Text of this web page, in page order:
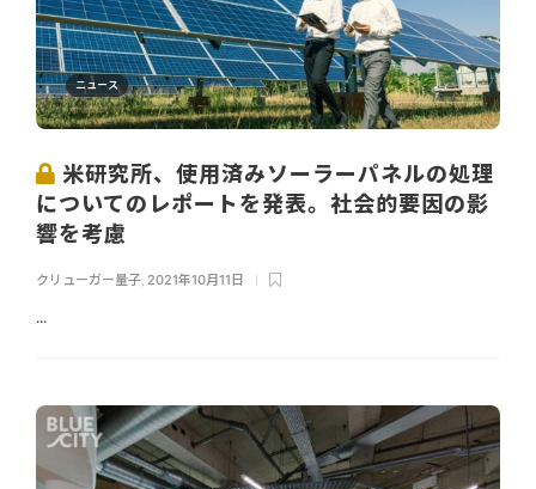
ニュース
米研究所、使用済みソーラーパネルの処理
についてのレポートを発表。社会的要因の影
響を考慮
クリューガー量子 2021年10月11日
...